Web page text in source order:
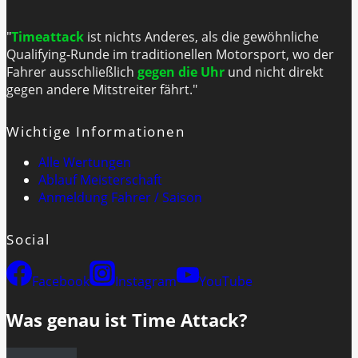
"Timeattack ist nichts Anderes, als die gewöhnliche
Qualifying-Runde im traditionellen Motorsport, wo der
Fahrer ausschließlich gegen die Uhr und nicht direkt
gegen andere Mitstreiter fährt."
Wichtige Informationen
Alle Wertungen
Ablauf Meisterschaft
Anmeldung Fahrer / Saison
Social
Facebook Instagram YouTube
Was genau ist Time Attack?